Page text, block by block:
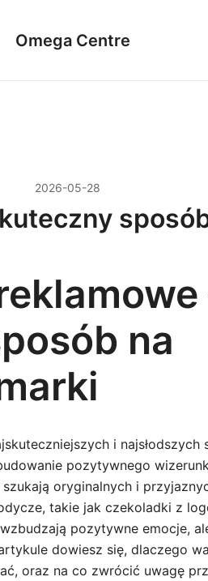
Omega Centre
2026-05-28
na
i
pozytywnego
oryginalnych i
takie jak czekoladki z
pozytywne emocje,
dowiesz się, dlaczego
oraz na co zwrócić uwagę